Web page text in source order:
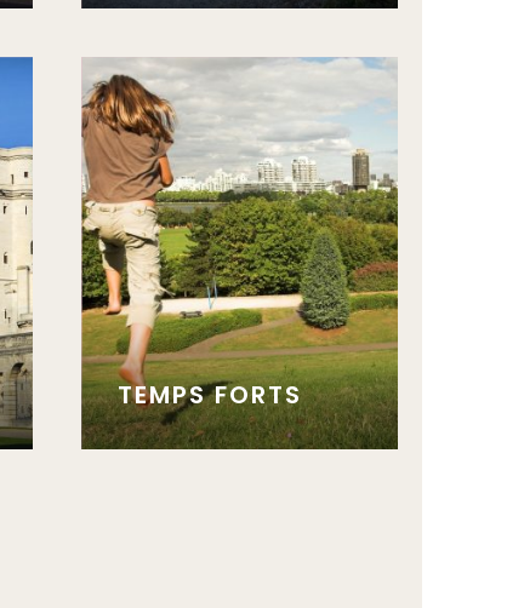
TEMPS FORTS